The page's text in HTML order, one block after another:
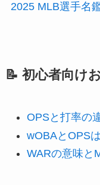
2025 MLB選手名
📝 初心者向け
OPSと打率の
wOBAとOPS
WARの意味と